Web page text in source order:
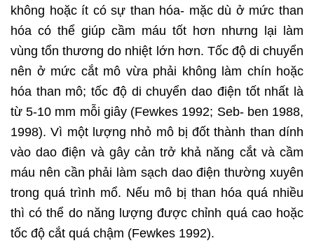
không hoặc ít có sự than hóa- mặc dù ở mức than
hóa có thể giúp cầm máu tốt hơn nhưng lại làm
vùng tổn thương do nhiệt lớn hơn. Tốc độ di chuyển
nên ở mức cắt mô vừa phải không làm chín hoặc
hóa than mô; tốc độ di chuyển dao điện tốt nhất là
từ 5-10 mm mỗi giây (Fewkes 1992; Seb- ben 1988,
1998). Vì một lượng nhỏ mô bị đốt thành than dính
vào dao điện và gây cản trở khả năng cắt và cầm
máu nên cần phải làm sạch dao điện thường xuyên
trong quá trình mổ. Nếu mô bị than hóa quá nhiều
thì có thể do năng lượng được chỉnh quá cao hoặc
tốc độ cắt quá chậm (Fewkes 1992).